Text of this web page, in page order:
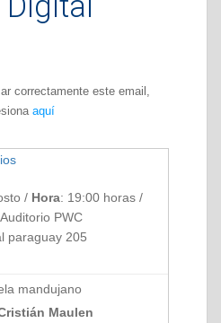
correctamente este email,
aquí
/ Hora: 19:00 horas /
PWC
paraguay 205
Maulen